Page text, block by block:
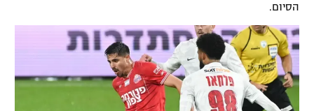
המגזין
הסיום.